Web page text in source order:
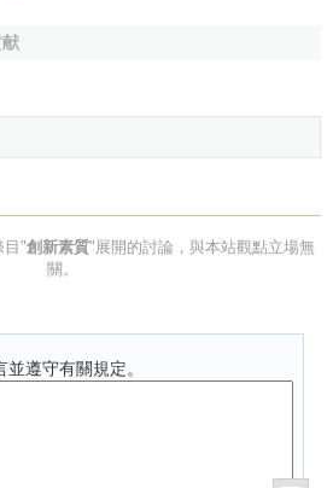
目"創新素質"展開的討論，與本站觀點立場無
關。
遵守有關規定。